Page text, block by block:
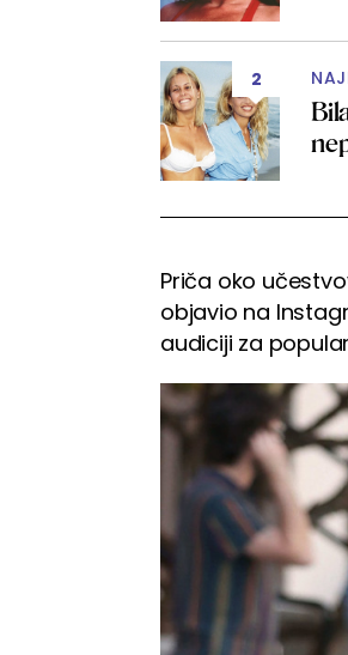
2
Priča oko
objavio na
audiciji za